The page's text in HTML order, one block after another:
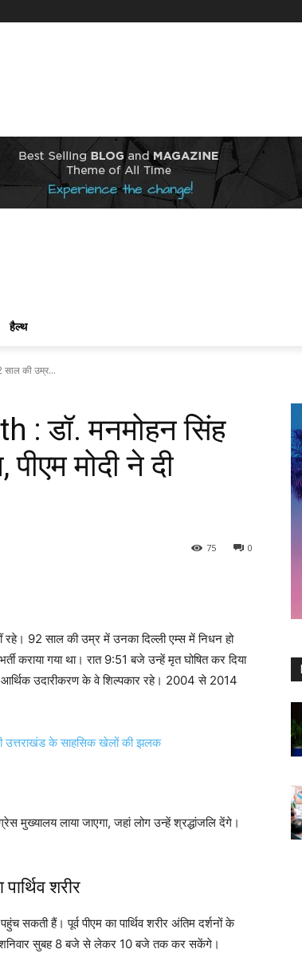
हैल्थ
की उम्र...
: डॉ. मनमोहन सिंह
मोदी ने दी
0
75
रहे। 92 साल की उम्र में उनका दिल्ली एम्स में निधन हो
कराया गया था। रात 9:51 बजे उन्हें मृत घोषित कर दिया
उदारीकरण के वे शिल्पकार रहे। 2004 से 2014
उत्तराखंड के साहसिक खेलों की झलक
मुख्यालय लाया जाएगा, जहां लोग उन्हें श्रद्धांजलि देंगे।
शरीर
सकती हैं। पूर्व पीएम का पार्थिव शरीर अंतिम दर्शनों के
शनिवार सुबह 8 बजे से लेकर 10 बजे तक कर सकेंगे।